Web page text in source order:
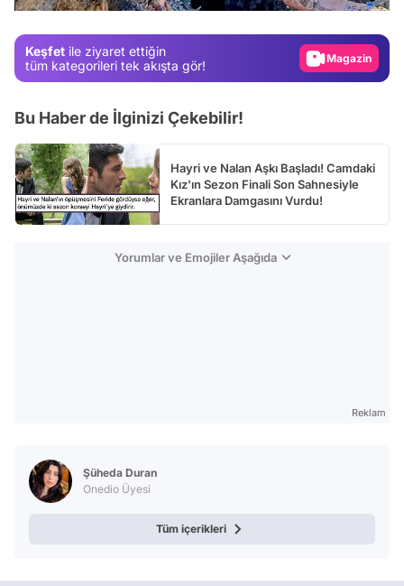
Keşfet ile ziyaret ettiğin
tüm kategorileri tek akışta gör!
Video
Bu Haber de İlginizi Çekebilir!
Hayri ve Nalan Aşkı Başladı! Camdaki
Kız'ın Sezon Finali Son Sahnesiyle
Ekranlara Damgasını Vurdu!
Yorumlar ve Emojiler Aşağıda
Reklam
Şüheda Duran
Onedio Üyesi
Tüm içerikleri